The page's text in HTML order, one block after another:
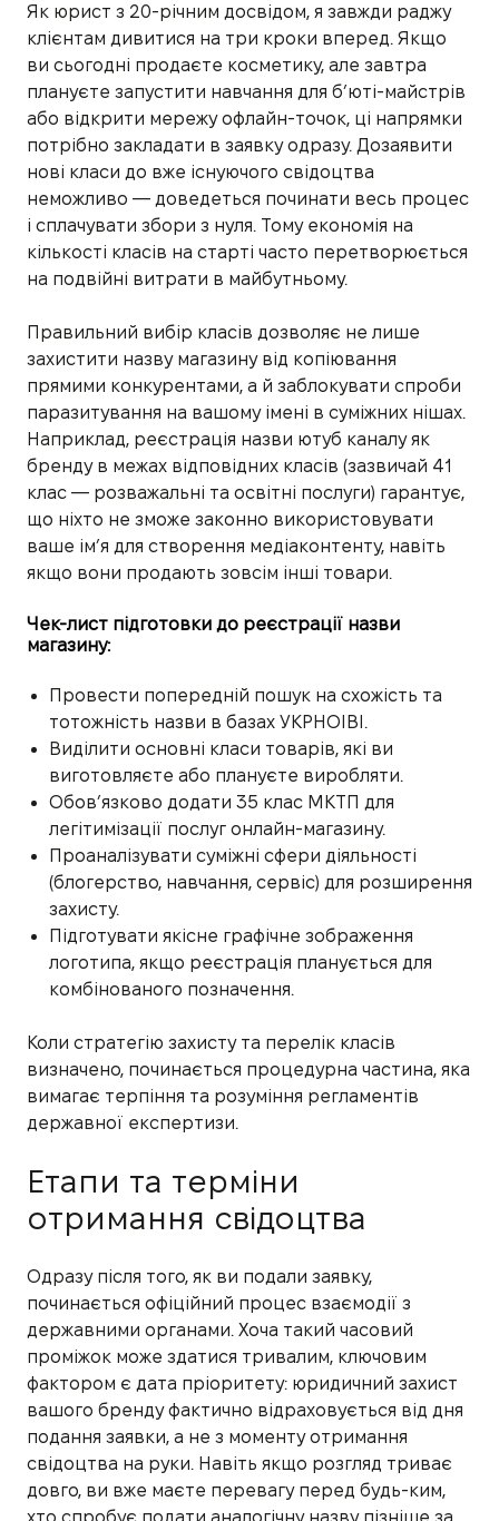
Як юрист з 20-річним досвідом, я завжди раджу
клієнтам дивитися на три кроки вперед. Якщо
ви сьогодні продаєте косметику, але завтра
плануєте запустити навчання для б’юті-майстрів
або відкрити мережу офлайн-точок, ці напрямки
потрібно закладати в заявку одразу. Дозаявити
нові класи до вже існуючого свідоцтва
неможливо — доведеться починати весь процес
і сплачувати збори з нуля. Тому економія на
кількості класів на старті часто перетворюється
на подвійні витрати в майбутньому.
Правильний вибір класів дозволяє не лише
захистити назву магазину від копіювання
прямими конкурентами, а й заблокувати спроби
паразитування на вашому імені в суміжних нішах.
Наприклад, реєстрація назви ютуб каналу як
бренду в межах відповідних класів (зазвичай 41
клас — розважальні та освітні послуги) гарантує,
що ніхто не зможе законно використовувати
ваше ім’я для створення медіаконтенту, навіть
якщо вони продають зовсім інші товари.
Чек-лист підготовки до реєстрації назви
магазину:
Провести попередній пошук на схожість та
тотожність назви в базах УКРНОІВІ.
Виділити основні класи товарів, які ви
виготовляєте або плануєте виробляти.
Обов’язково додати 35 клас МКТП для
легітимізації послуг онлайн-магазину.
Проаналізувати суміжні сфери діяльності
(блогерство, навчання, сервіс) для розширення
захисту.
Підготувати якісне графічне зображення
логотипа, якщо реєстрація планується для
комбінованого позначення.
Коли стратегію захисту та перелік класів
визначено, починається процедурна частина, яка
вимагає терпіння та розуміння регламентів
державної експертизи.
Етапи та терміни
отримання свідоцтва
Одразу після того, як ви подали заявку,
починається офіційний процес взаємодії з
державними органами. Хоча такий часовий
проміжок може здатися тривалим, ключовим
фактором є дата пріоритету: юридичний захист
вашого бренду фактично відраховується від дня
подання заявки, а не з моменту отримання
свідоцтва на руки. Навіть якщо розгляд триває
довго, ви вже маєте перевагу перед будь-ким,
хто спробує подати аналогічну назву пізніше за